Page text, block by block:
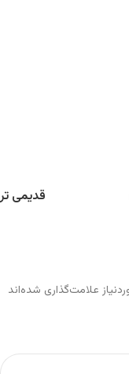
قدیمی تر
علامت‌گذاری شده‌اند